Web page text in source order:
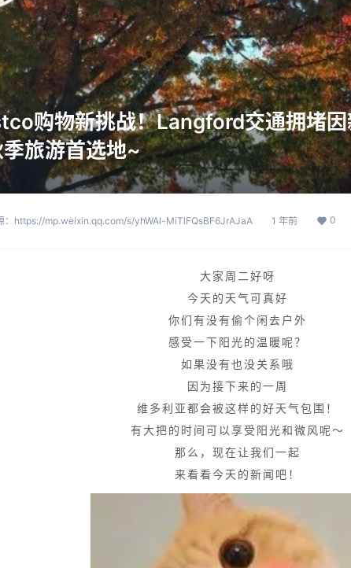
购物新挑战！Langford交通拥堵
旅游首选地~
https://mp.weixin.qq.com/s/yhWAl-MiTlFQsBF6JrAJaA 1 年前 0
大家周二好呀
今天的天气可真好
你们有没有偷个闲去户外
感受一下阳光的温暖呢？
如果没有也没关系哦
因为接下来的一周
维多利亚都会被这样的好天气包围！
有大把的时间可以享受阳光和微风呢～
那么，现在让我们一起
来看看今天的新闻吧！